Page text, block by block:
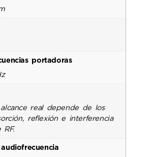
portadoras
real depende de los
reflexión e interferencia
RF.